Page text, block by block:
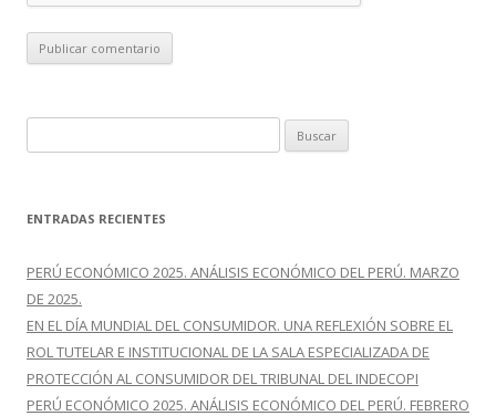
u
c
r
:
ENTRADAS RECIENTES
PERÚ ECONÓMICO 2025. ANÁLISIS ECONÓMICO DEL PERÚ. MARZO
DE 2025.
EN EL DÍA MUNDIAL DEL CONSUMIDOR. UNA REFLEXIÓN SOBRE EL
ROL TUTELAR E INSTITUCIONAL DE LA SALA ESPECIALIZADA DE
PROTECCIÓN AL CONSUMIDOR DEL TRIBUNAL DEL INDECOPI
PERÚ ECONÓMICO 2025. ANÁLISIS ECONÓMICO DEL PERÚ. FEBRERO